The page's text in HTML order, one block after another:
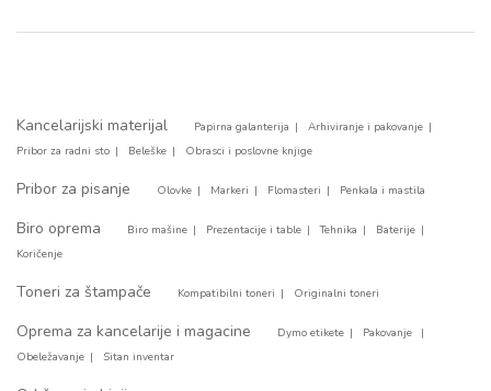
Kancelarijski materijal Papirna galanterija
Arhiviranje i pakovanje
Pribor za radni sto
Beleške Obrasci i poslovne knjige
Pribor za pisanje Olovke Markeri Flomasteri Penkala i mastila
Biro oprema Biro mašine Prezentacije i table Tehnika
Baterije
Koričenje
Toneri za štampače Kompatibilni toneri Originalni toneri
Oprema za kancelarije i magacine Dymo etikete
Pakovanje
Obeležavanje
Sitan inventar